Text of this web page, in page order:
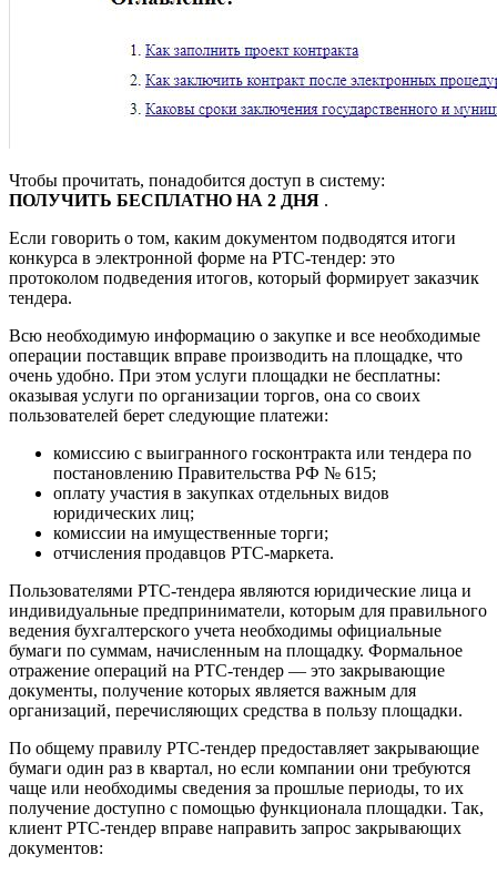
Чтобы прочитать, понадобится доступ в систему:
ПОЛУЧИТЬ БЕСПЛАТНО НА 2 ДНЯ .
Если говорить о том, каким документом подводятся итоги
конкурса в электронной форме на РТС-тендер: это
протоколом подведения итогов, который формирует заказчик
тендера.
Всю необходимую информацию о закупке и все необходимые
операции поставщик вправе производить на площадке, что
очень удобно. При этом услуги площадки не бесплатны:
оказывая услуги по организации торгов, она со своих
пользователей берет следующие платежи:
комиссию с выигранного госконтракта или тендера по
постановлению Правительства РФ № 615;
оплату участия в закупках отдельных видов
юридических лиц;
комиссии на имущественные торги;
отчисления продавцов РТС-маркета.
Пользователями РТС-тендера являются юридические лица и
индивидуальные предприниматели, которым для правильного
ведения бухгалтерского учета необходимы официальные
бумаги по суммам, начисленным на площадку. Формальное
отражение операций на РТС-тендер — это закрывающие
документы, получение которых является важным для
организаций, перечисляющих средства в пользу площадки.
По общему правилу РТС-тендер предоставляет закрывающие
бумаги один раз в квартал, но если компании они требуются
чаще или необходимы сведения за прошлые периоды, то их
получение доступно с помощью функционала площадки. Так,
клиент РТС-тендер вправе направить запрос закрывающих
документов: